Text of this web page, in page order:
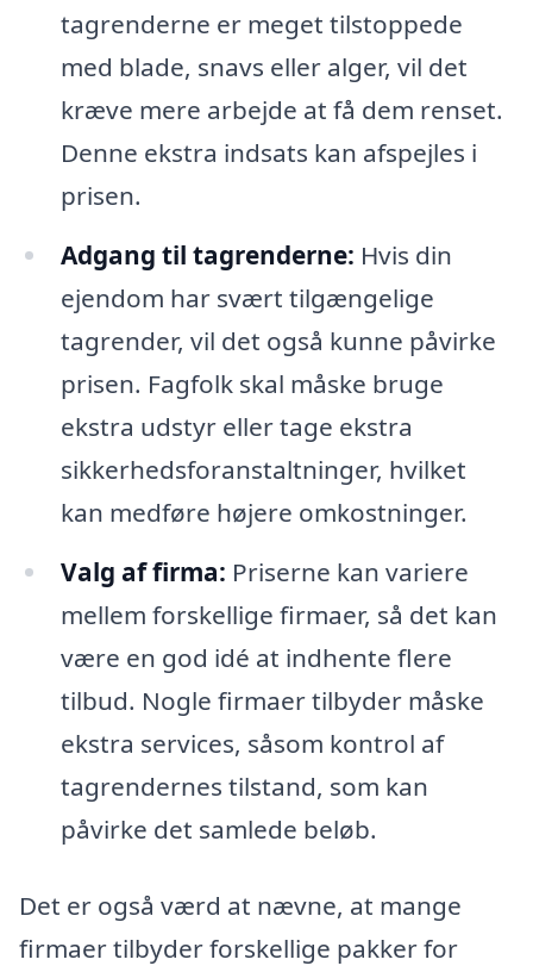
tagrenderne er meget tilstoppede
med blade, snavs eller alger, vil det
kræve mere arbejde at få dem renset.
Denne ekstra indsats kan afspejles i
prisen.
Adgang til tagrenderne: Hvis din
ejendom har svært tilgængelige
tagrender, vil det også kunne påvirke
prisen. Fagfolk skal måske bruge
ekstra udstyr eller tage ekstra
sikkerhedsforanstaltninger, hvilket
kan medføre højere omkostninger.
Valg af firma: Priserne kan variere
mellem forskellige firmaer, så det kan
være en god idé at indhente flere
tilbud. Nogle firmaer tilbyder måske
ekstra services, såsom kontrol af
tagrendernes tilstand, som kan
påvirke det samlede beløb.
Det er også værd at nævne, at mange
firmaer tilbyder forskellige pakker for